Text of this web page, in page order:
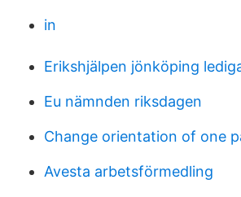
in
Erikshjälpen jönköping
Eu nämnden riksdagen
Change orientation of one
Avesta arbetsförmedling